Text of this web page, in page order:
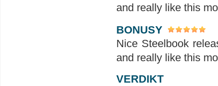
and really like this
BONUSY
Nice Steelbook
and really like this
VERDIKT